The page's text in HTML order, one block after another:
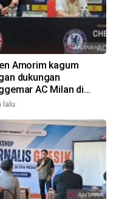
Amorim kagum
dukungan
AC Milan di
lalu